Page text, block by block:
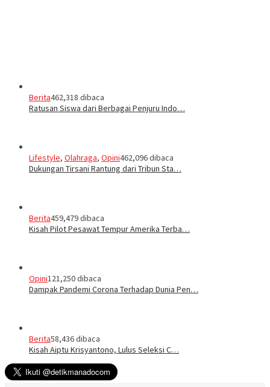
Berita462,318 dibaca
Ratusan Siswa dari Berbagai Penjuru Indo…
Lifestyle, Olahraga, Opini462,096 dibaca
Dukungan Tirsani Rantung dari Tribun Sta…
Berita459,479 dibaca
Kisah Pilot Pesawat Tempur Amerika Terba…
Opini121,250 dibaca
Dampak Pandemi Corona Terhadap Dunia Pen…
Berita58,436 dibaca
Kisah Aiptu Krisyantono, Lulus Seleksi C…